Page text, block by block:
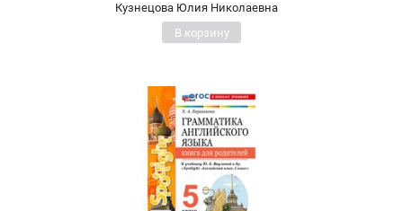
Кузнецова Юлия Николаевна
В корзину